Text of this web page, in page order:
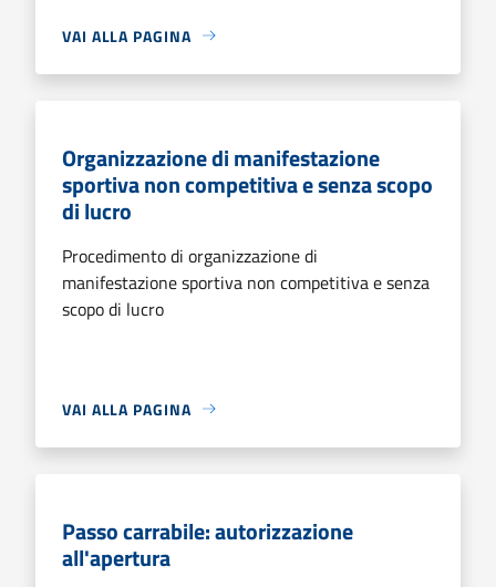
VAI ALLA PAGINA
Organizzazione di manifestazione
sportiva non competitiva e senza scopo
di lucro
Procedimento di organizzazione di
manifestazione sportiva non competitiva e senza
scopo di lucro
VAI ALLA PAGINA
Passo carrabile: autorizzazione
all'apertura